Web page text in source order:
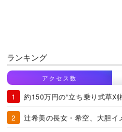
ランキング
アクセス数
約150万円の“立ち乗り式草刈
辻希美の長女・希空、大胆イ